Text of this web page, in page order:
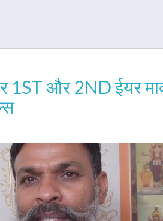
1ST और 2ND ईयर